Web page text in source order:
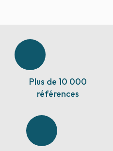
Plus de 10 000
références